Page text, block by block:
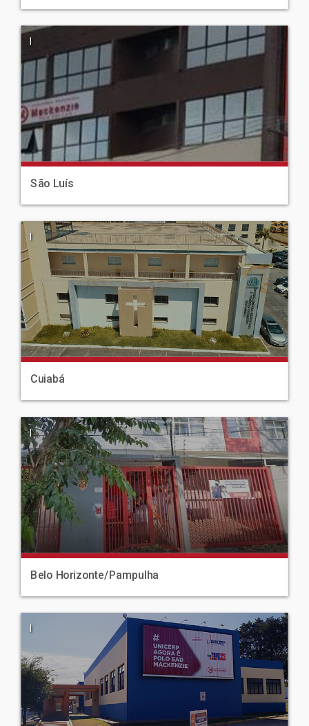
|
São Luís
|
Cuiabá
|
Belo Horizonte/Pampulha
|